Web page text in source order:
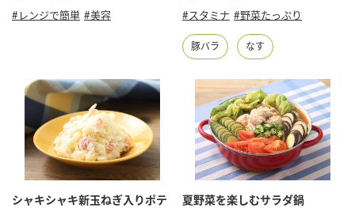
#レンジで簡単 #美容 #スタミナ #野菜たっぷり
豚バラ なす
シャキシャキ新玉ねぎ入りポテ
夏野菜を楽しむサラダ鍋